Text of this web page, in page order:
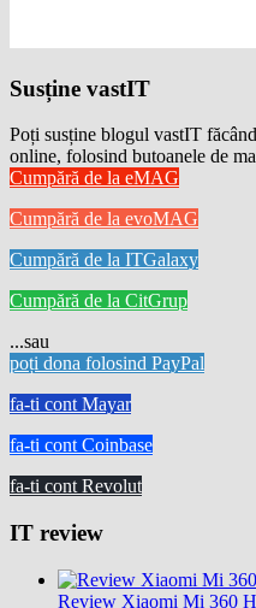
Susține vastIT
Poți susține blogul vastIT
online, folosind butoanele de
Cumpără de la eMAG
Cumpără de la evoMAG
Cumpără de la ITGalaxy
Cumpără de la CitGrup
...sau
poți dona folosind PayPal
fa-ti cont Mayar
fa-ti cont Coinbase
fa-ti cont Revolut
IT review
Review Xiaomi Mi 360